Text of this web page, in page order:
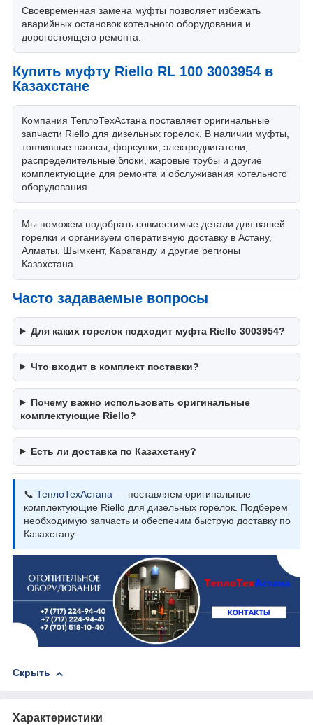
Своевременная замена муфты позволяет избежать
аварийных остановок котельного оборудования и
дорогостоящего ремонта.
Купить муфту Riello RL 100 3003954 в
Казахстане
Компания ТеплоТехАстана поставляет оригинальные
запчасти Riello для дизельных горелок. В наличии муфты,
топливные насосы, форсунки, электродвигатели,
распределительные блоки, жаровые трубы и другие
комплектующие для ремонта и обслуживания котельного
оборудования.
Мы поможем подобрать совместимые детали для вашей
горелки и организуем оперативную доставку в Астану,
Алматы, Шымкент, Караганду и другие регионы
Казахстана.
Часто задаваемые вопросы
Для каких горелок подходит муфта Riello 3003954?
Что входит в комплект поставки?
Почему важно использовать оригинальные
комплектующие Riello?
Есть ли доставка по Казахстану?
📞 ТеплоТехАстана — поставляем оригинальные
комплектующие Riello для дизельных горелок. Подберем
необходимую запчасть и обеспечим быструю доставку по
Казахстану.
Скрыть
Характеристики